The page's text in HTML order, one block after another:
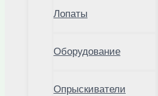
Лопаты
Оборудование
Опрыскиватели